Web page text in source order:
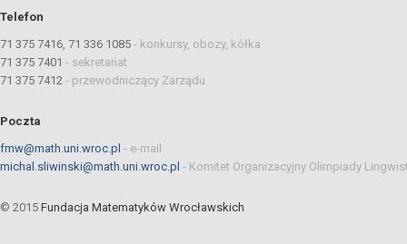
Telefon
71 375 7416, 71 336 1085 - konkursy, obozy, kółka
71 375 7401 - sekretariat
71 375 7412 - przewodniczący Zarządu
Poczta
fmw@math.uni.wroc.pl - e-mail
michal.sliwinski@math.uni.wroc.pl - Komitet Organizacyjny Olimpiady
© 2015 Fundacja Matematyków Wrocławskich